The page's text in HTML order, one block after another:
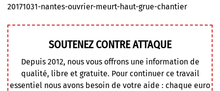
20171031-nantes-ouvrier-meurt-haut-grue-chantier
SOUTENEZ CONTRE ATTAQUE
Depuis 2012, nous vous offrons une information de
qualité, libre et gratuite. Pour continuer ce travail
essentiel nous avons besoin de votre aide : chaque euro